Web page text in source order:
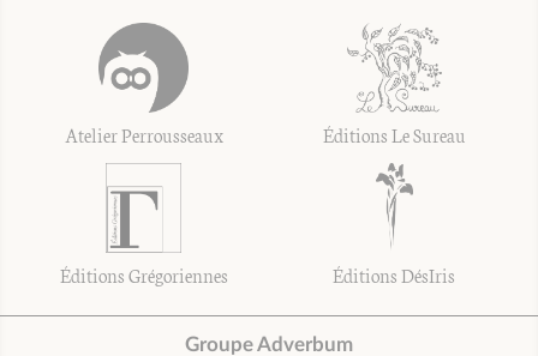
Atelier Perrousseaux Éditions Le Sureau
Éditions Grégoriennes Éditions DésIris
Groupe Adverbum